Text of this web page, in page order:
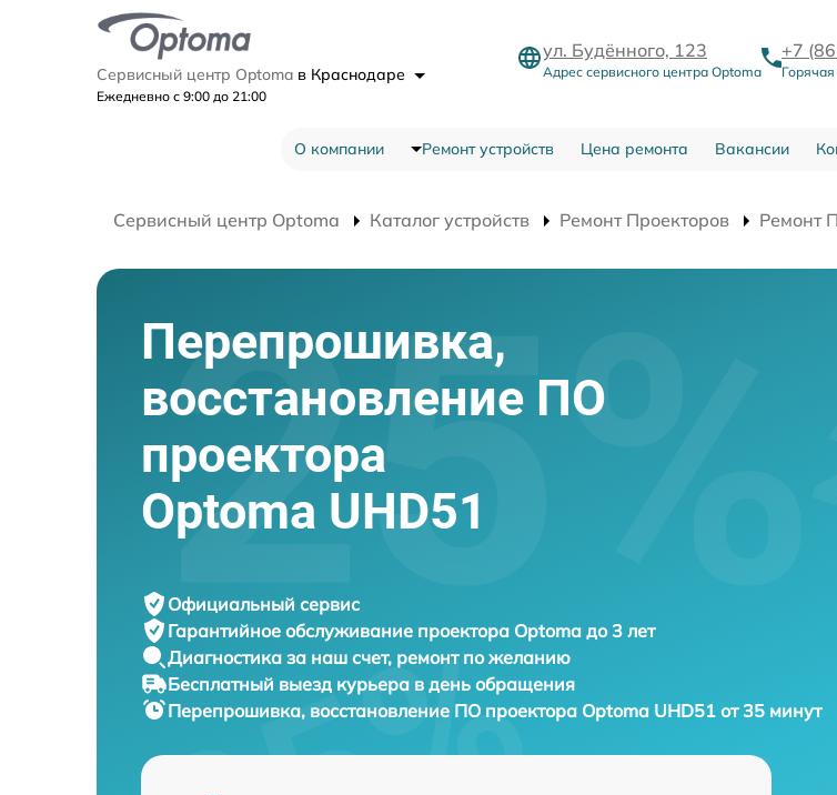
Сервисный центр Optoma в Краснодаре
Ежедневно с 9:00 до 21:00
ул. Будённого, 123
Адрес сервисного центра Optoma
+7
О компании Ремонт устройств Цена ремонта Вакансии
Сервисный центр Optoma Каталог устройств Ремонт Проекторов Ремонт
Перепрошивка,
восстановление ПО
проектора
Optoma UHD51
Официальный сервис
Гарантийное обслуживание проектора Optoma до 3 лет
Диагностика за наш счет, ремонт по желанию
Бесплатный выезд курьера в день обращения
Перепрошивка, восстановление ПО проектора Optoma UHD51 от 35 минут